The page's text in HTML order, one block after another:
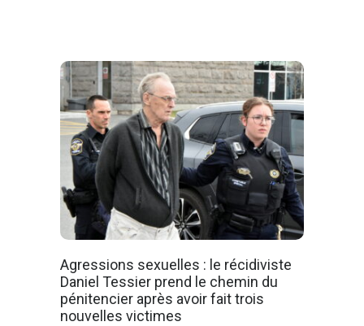
Agressions sexuelles : le récidiviste
Daniel Tessier prend le chemin du
pénitencier après avoir fait trois
nouvelles victimes